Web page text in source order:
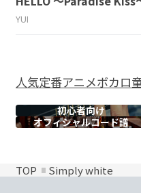
YUI
人気定番アニメボカロ
初心者向け
オフィシャルコード譜
TOP Simply white